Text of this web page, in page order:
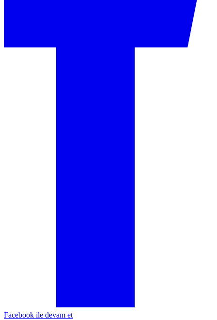
Facebook ile devam et